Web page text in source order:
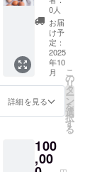
意書き
をご確
認くだ
い。」
月 「原
材料及
び添加
物等の
食品表
示はお
届け商
品のラ
ベルに
品開封
前には
必ずお
itadaki
＋シン
プルバ
スク
チーズ
ケー
キ】を
提供し
ます。
また、
方には
当農場
各SNS
0人
お届
け予
定：
2025
年10
月
詳細を見る
こ
の
リ
タ
ー
ン
を
選
択
す
る
100
,00